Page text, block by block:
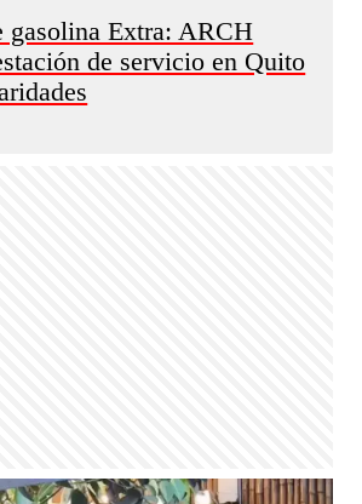
gasolina Extra: ARCH
de servicio en Quito